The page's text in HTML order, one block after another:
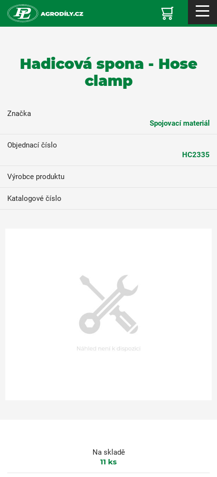
Hadicová spona - Hose
clamp
Značka
Spojovací materiál
Objednací číslo
HC2335
Výrobce produktu
Katalogové číslo
Na skladě
11 ks